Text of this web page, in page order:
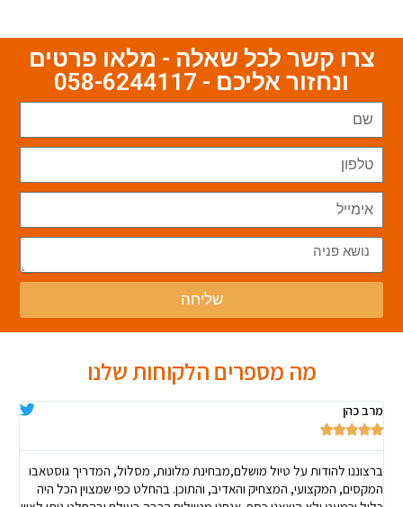
צרו קשר לכל שאלה - מלאו פרטים
ונחזור אליכם - 058-6244117
שליחה
מה מספרים הלקוחות שלנו
מרב כהן





ברצוננו להודות על טיול מושלם,מבחינת מלונות, מסלול, המדריך גוסטאבו
המקסים, המקצועי, המצחיק והאדיב, והתוכן. בהחלט כפי שמצוין הכל היה